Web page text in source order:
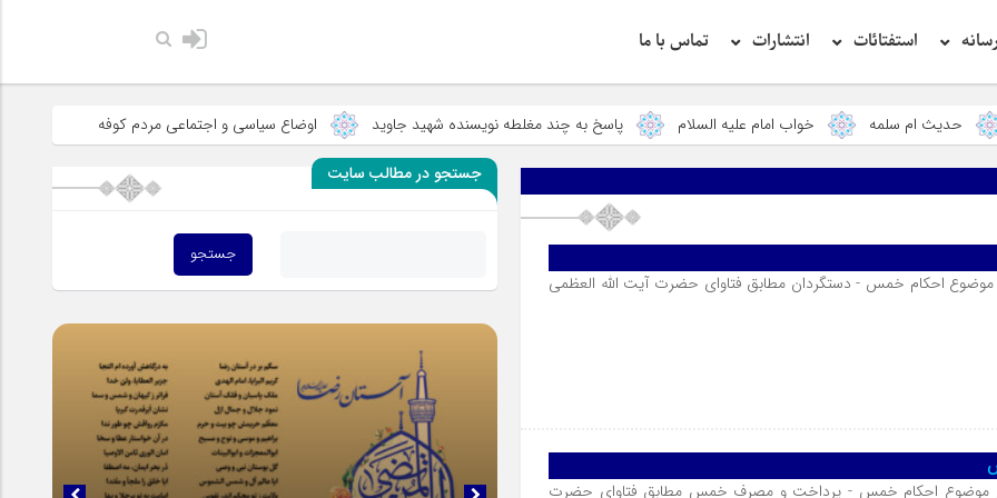
استفتائات انتشارات تماس با ما
ام سلمه خواب امام علیه السلام پاسخ به چند مغلطه نویسنده شهید جاوید اوضاع سیاسی و اجتماعی مردم کوفه
احکام خمس - دستگردان مطابق فتاوای حضرت آیت الله العظمی
موضوع احکام خمس - پرداخت و مصرف خمس مطابق فتاوای حضرت
جستجو در مطالب سایت